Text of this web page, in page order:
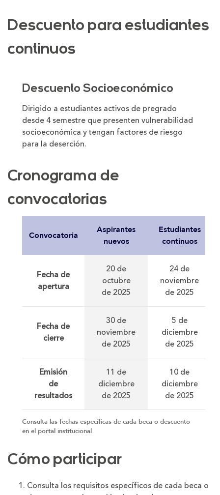
Descuento para estudiantes
continuos
Descuento Socioeconómico
Dirigido a estudiantes activos de pregrado
desde 4 semestre que presenten vulnerabilidad
socioeconómica y tengan factores de riesgo
para la deserción.
Cronograma de
convocatorias
Convocatoria
Aspirantes
nuevos
Estudiantes
continuos
Fecha de
apertura
20 de
octubre
de 2025
24 de
noviembre
de 2025
Fecha de
cierre
30 de
noviembre
de 2025
5 de
diciembre
de 2025
Emisión
de
resultados
11 de
diciembre
de 2025
10 de
diciembre
de 2025
Consulta las fechas específicas de cada beca o descuento
en el portal institucional
Cómo participar
Consulta los requisitos específicos de cada beca o